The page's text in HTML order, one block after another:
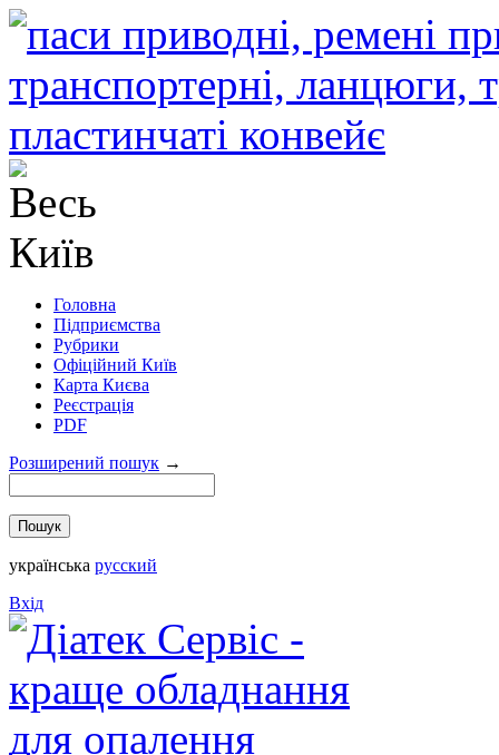
Головна
Підприємства
Рубрики
Офіційний Київ
Карта Києва
Реєстрація
PDF
Розширений пошук →
українська русский
Вхід